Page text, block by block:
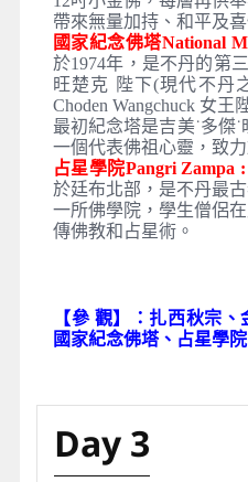
札西秋宗Tashichho
在其庭院裡，約有百餘
法王夏季居住地。由於
王與國師都在此宗內辦
過X光機的檢查，建議需
及分件，再經水路及陸
置10萬尊由善信贊助的
於坐佛底部高約20米的